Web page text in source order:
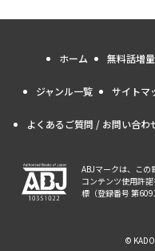
ホーム 無料話増量
ジャンル一覧 サイトマ
よくあるご質問 / お問い合わ
ABJマークは、この
コンテンツ使用許
標（登録番号 第
©